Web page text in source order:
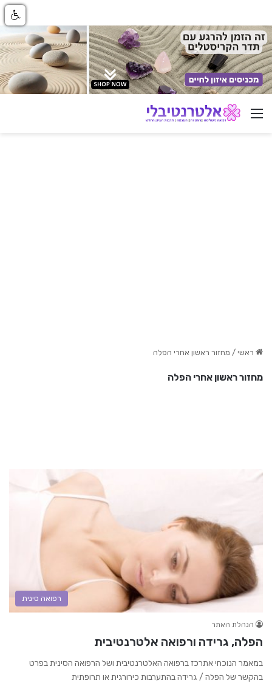
ניווט באתר
ראשי / מחזור ראשון אחרי הפלה
מחזור ראשון אחרי הפלה
רפואה סינית
הנהלת האתר
הפלה, גרידה ורפואה אלטרנטיבית
במאמר הנוכחי אתרכז ברפואה האלטרנטיבית ושל הרפואה הסינית בפרט
בהקשר של הפלה / גרידה בהתערבות כירורגית או תרופתית